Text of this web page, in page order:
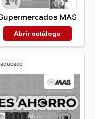
MAS
Abrir catálogo